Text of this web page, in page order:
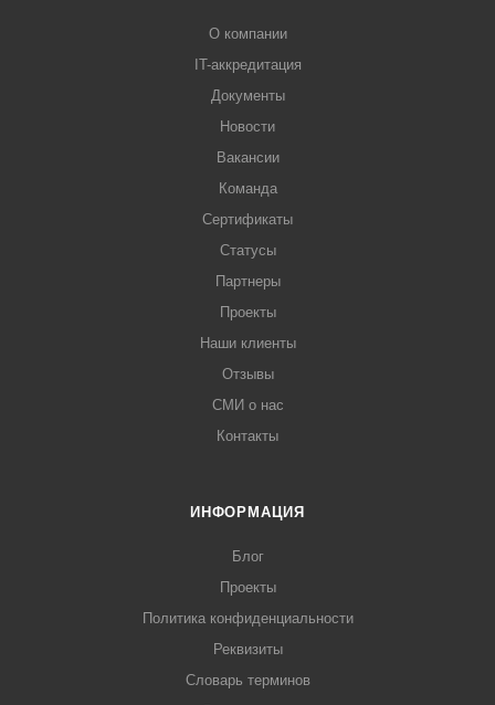
О компании
IT-аккредитация
Документы
Новости
Вакансии
Команда
Сертификаты
Статусы
Партнеры
Проекты
Наши клиенты
Отзывы
СМИ о нас
Контакты
ИНФОРМАЦИЯ
Блог
Проекты
Политика конфиденциальности
Реквизиты
Словарь терминов